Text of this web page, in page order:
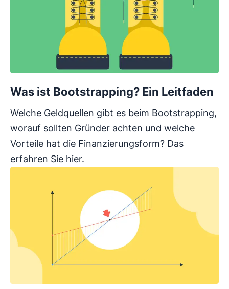
Was ist Bootstrapping? Ein Leitfaden
Welche Geldquellen gibt es beim Bootstrapping,
worauf sollten Gründer achten und welche
Vorteile hat die Finanzierungsform? Das
erfahren Sie hier.